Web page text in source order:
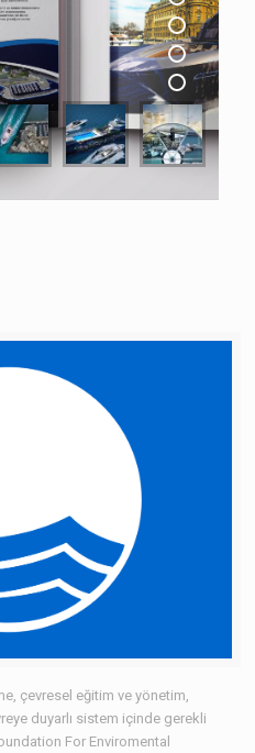
çevresel eğitim ve yönetim,
duyarlı sistem içinde gerekli
For Enviromental